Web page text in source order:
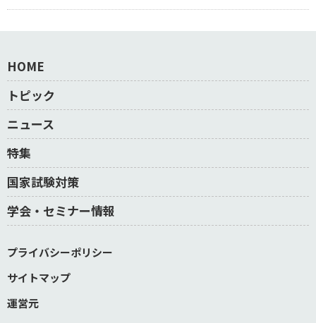
HOME
トピック
ニュース
特集
国家試験対策
学会・セミナー情報
プライバシーポリシー
サイトマップ
運営元